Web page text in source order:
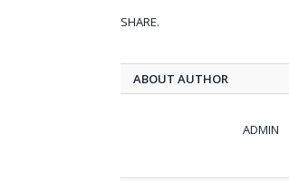
SHARE.
ABOUT AUTHOR
ADMIN